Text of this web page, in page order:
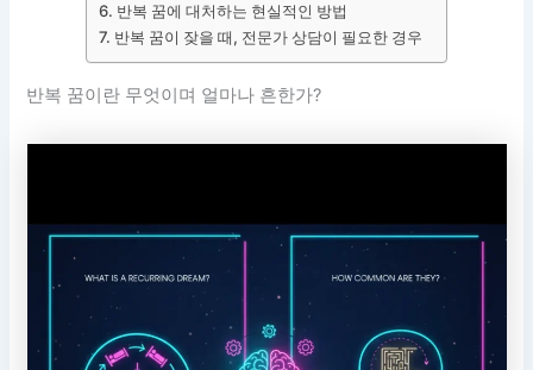
반복 꿈에 대처하는 현실적인 방법
반복 꿈이 잦을 때, 전문가 상담이 필요한 경우
반복 꿈이란 무엇이며 얼마나 흔한가?